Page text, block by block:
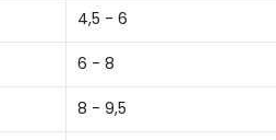
4,5 - 6
6 - 8
8 - 9,5